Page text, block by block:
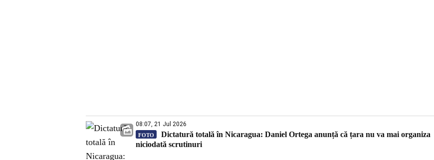
08:07, 21 Jul 2026
FOTO
Dictatură totală în Nicaragua: Daniel Ortega anunță că țara nu va mai organiza
niciodată scrutinuri